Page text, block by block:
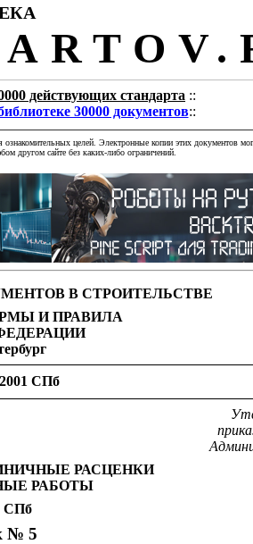
действующих стандарта ::
30000 документов::
целей. Электронные копии этих документов
другом сайте без каких-либо ограничений.
В СТРОИТЕЛЬСТВЕ
И ПРАВИЛА
СПб
РАСЦЕНКИ
РАБОТЫ
СПб
№ 5